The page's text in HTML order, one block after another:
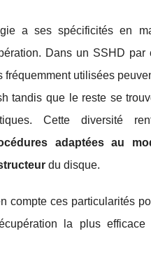
a ses spécificités en
Dans un SSHD par
fréquemment utilisées
tandis que le reste se
Cette diversité
adaptées au
du disque.
compte ces particularités
la plus